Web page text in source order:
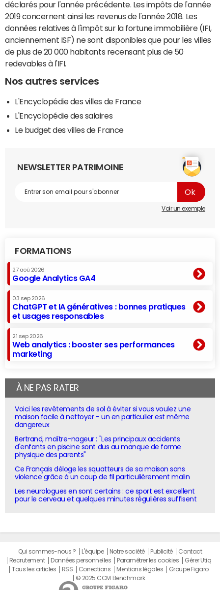
déclarés pour l'année précédente. Les impôts de l'année
2019 concernent ainsi les revenus de l'année 2018. Les
données relatives à l'impôt sur la fortune immobilière (IFI,
anciennement ISF) ne sont disponibles que pour les villes
de plus de 20 000 habitants recensant plus de 50
redevables à l'IFI.
Nos autres services
L'Encyclopédie des villes de France
L'Encyclopédie des salaires
Le budget des villes de France
NEWSLETTER PATRIMOINE
Voir un exemple
FORMATIONS
27 aoû 2026
Google Analytics GA4
03 sep 2026
ChatGPT et IA génératives : bonnes pratiques
et usages responsables
21 sep 2026
Web analytics : booster ses performances
marketing
À NE PAS RATER
Voici les revêtements de sol à éviter si vous voulez une
maison facile à nettoyer - un en particulier est même
dangereux
Bertrand, maître-nageur : "Les principaux accidents
d'enfants en piscine sont dus au manque de forme
physique des parents"
Ce Français déloge les squatteurs de sa maison sans
violence grâce à un coup de fil particulièrement malin
Les neurologues en sont certains : ce sport est excellent
pour le cerveau et quelques minutes régulières suffisent
Qui sommes-nous ? L'équipe Notre société Publicité
Contact
Recrutement
Données personnelles Paramétrer les cookies
Gérer Utiq
Tous les articles
RSS Corrections Mentions légales
Groupe Figaro
© 2025 CCM Benchmark